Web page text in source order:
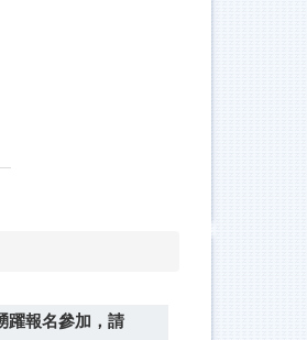
躍報名參加，請